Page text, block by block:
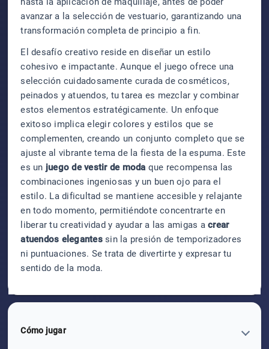
avanzar a la selección de vestuario, garantizando una
transformación completa de principio a fin.
El desafío creativo reside en diseñar un estilo
cohesivo e impactante. Aunque el juego ofrece una
selección cuidadosamente curada de cosméticos,
peinados y atuendos, tu tarea es mezclar y combinar
estos elementos estratégicamente. Un enfoque
exitoso implica elegir colores y estilos que se
complementen, creando un conjunto completo que se
ajuste al vibrante tema de la fiesta de la espuma. Este
es un juego de vestir de moda que recompensa las
combinaciones ingeniosas y un buen ojo para el
estilo. La dificultad se mantiene accesible y relajante
en todo momento, permitiéndote concentrarte en
liberar tu creatividad y ayudar a las amigas acrear
atuendos elegantessin la presión de temporizadores
ni puntuaciones. Se trata de divertirte y expresar tu
sentido de la moda.
Cómo jugar